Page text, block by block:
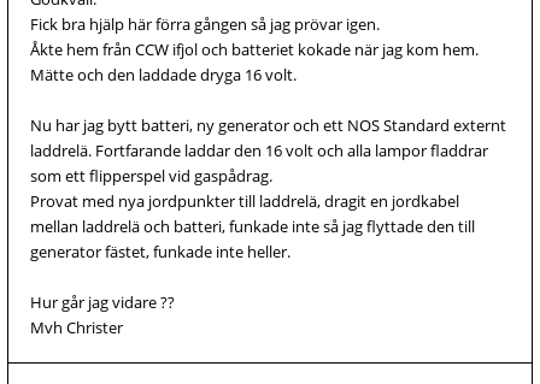
Fick bra hjälp här förra gången så jag prövar igen.
Åkte hem från CCW ifjol och batteriet kokade när jag kom hem.
Mätte och den laddade dryga 16 volt.
Nu har jag bytt batteri, ny generator och ett NOS Standard externt
laddrelä. Fortfarande laddar den 16 volt och alla lampor fladdrar
som ett flipperspel vid gaspådrag.
Provat med nya jordpunkter till laddrelä, dragit en jordkabel
mellan laddrelä och batteri, funkade inte så jag flyttade den till
generator fästet, funkade inte heller.
Hur går jag vidare ??
Mvh Christer